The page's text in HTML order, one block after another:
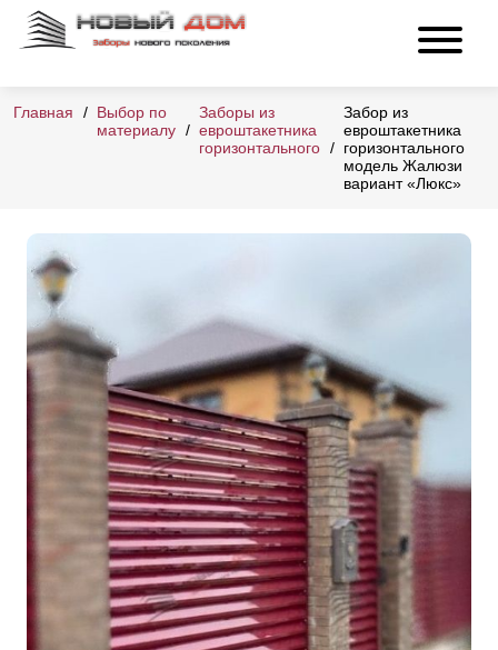
Главная
Выбор по
материалу
Заборы из
евроштакетника
горизонтального
Забор из
евроштакетника
горизонтального
модель Жалюзи
вариант «Люкс»